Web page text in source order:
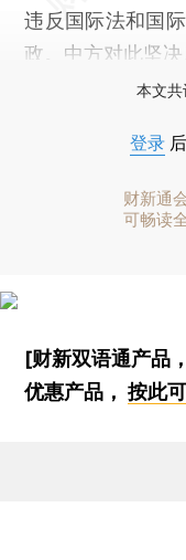
违反国际法和国
政。中方对此坚决
本文共
登录
财新通
可畅读
[财新双语通产品
优惠产品，按此